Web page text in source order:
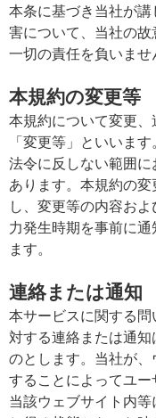
本条に基づき当社が
害について、当社の故
一切の責任を負いませ
本規約の変更等
本規約について変更
「変更等」といいま
法令に反しない範囲
あります。本規約の
し、変更等の内容お
力発生時期を事前に
ます。
連絡または通知
本サービスに関する
対する連絡または通
のとします。当社が
することによってユー
当該ウェブサイト内